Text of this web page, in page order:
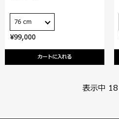
¥99,000
カートに入れる
76 cm
表示中 18